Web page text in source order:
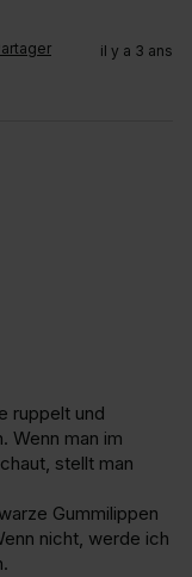
il y a 3 ans
ruppelt und
Wenn man im
stellt man
Gummilippen
nicht, werde ich